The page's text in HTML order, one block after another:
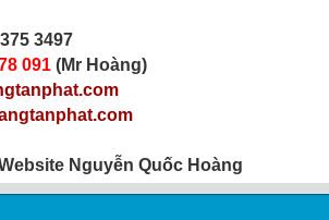
3497
091 (Mr Hoàng)
Nguyễn Quốc Hoàng